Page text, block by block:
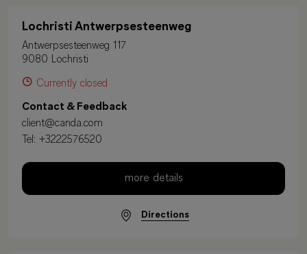
Lochristi Antwerpsesteenweg
Antwerpsesteenweg 117
9080 Lochristi
Currently closed
Contact & Feedback
client@canda.com
Tel: +3222576520
more details
Directions